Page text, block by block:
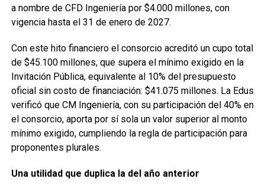
a nombre de CFD Ingeniería por $4.000 millones, con
vigencia hasta el 31 de enero de 2027.
Con este hito financiero el consorcio acreditó un cupo total
de $45.100 millones, que supera el mínimo exigido en la
Invitación Pública, equivalente al 10% del presupuesto
oficial sin costo de financiación: $41.075 millones. La Edus
verificó que CM Ingeniería, con su participación del 40% en
el consorcio, aporta por sí sola un valor superior al monto
mínimo exigido, cumpliendo la regla de participación para
proponentes plurales.
Una utilidad que duplica la del año anterior